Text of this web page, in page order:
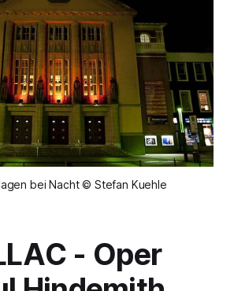
bei Nacht © Stefan Kuehle
- Oper